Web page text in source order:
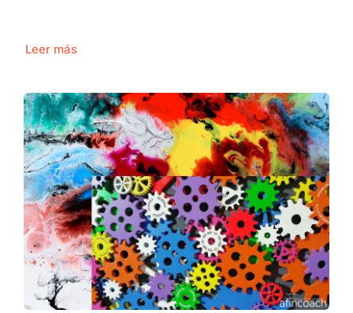
Leer más